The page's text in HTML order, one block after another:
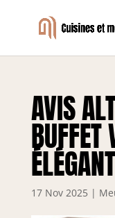
AVIS
BUFFET
17 Nov 2025 |